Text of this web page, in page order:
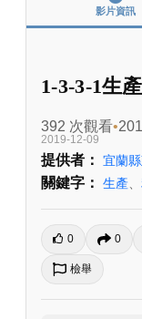
影片資訊
1-3-3-1生
392 次觀看
2019-12-09
提供者： 宜蘭
關鍵字： 生產
0 0
檢舉